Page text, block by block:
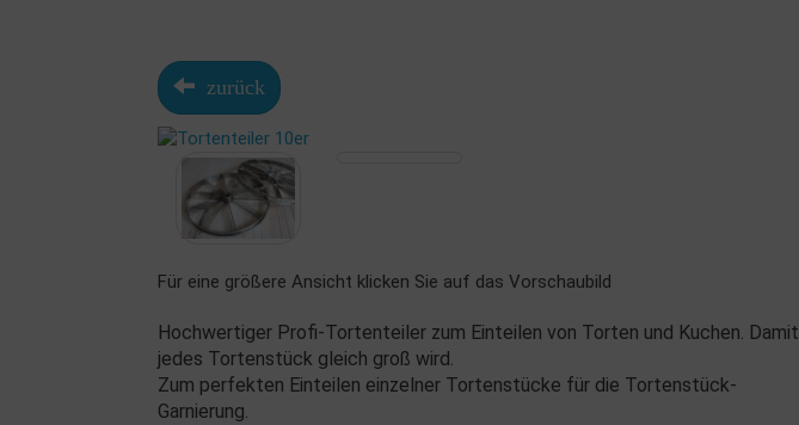
zurück
Für eine größere Ansicht klicken Sie auf das Vorschaubild
Hochwertiger Profi-Tortenteiler zum Einteilen von Torten und Kuchen. Damit
jedes Tortenstück gleich groß wird.
Zum perfekten Einteilen einzelner Tortenstücke für die Tortenstück-
Garnierung.